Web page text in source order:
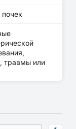
травмы или